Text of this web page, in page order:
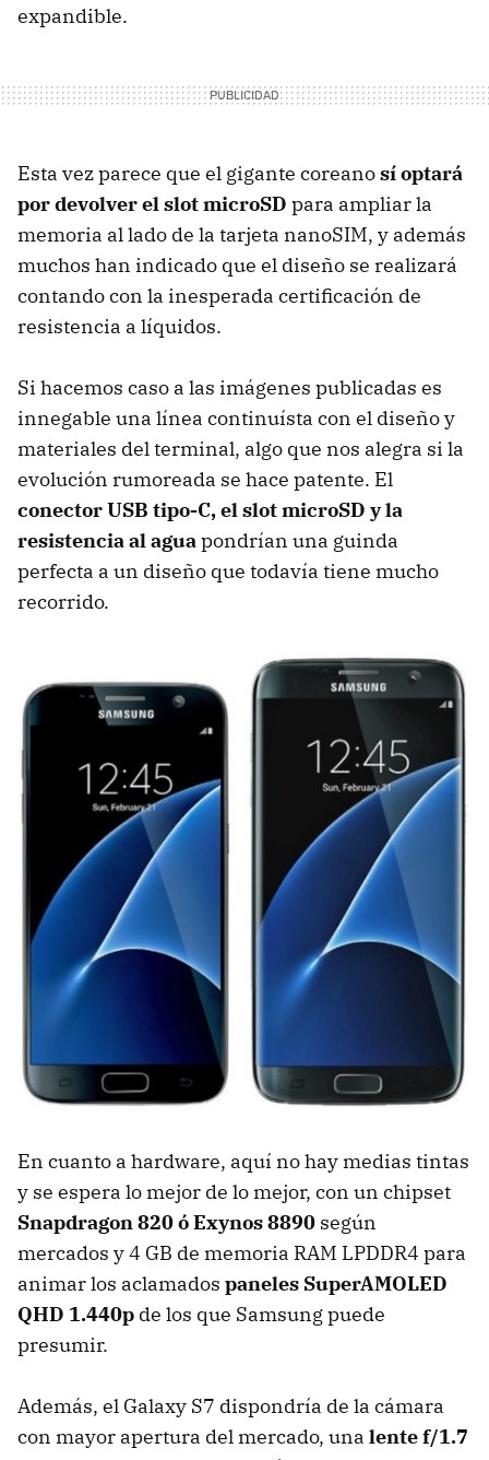
expandible.
Esta vez parece que el gigante coreanosí optará
por devolver el slot microSD para ampliar la
memoria al lado de la tarjeta nanoSIM, y además
muchos han indicado que el diseño se realizará
contando con la inesperada certificación de
resistencia a líquidos.
Si hacemos caso a las imágenes publicadas es
innegable una línea continuísta con el diseño y
materiales del terminal, algo que nos alegra si la
evolución rumoreada se hace patente. El
conector USB tipo-C, el slot microSD y la
resistencia al aguapondrían una guinda
perfecta a un diseño que todavía tiene mucho
recorrido.
En cuanto a hardware, aquí no hay medias tintas
y se espera lo mejor de lo mejor, con un chipset
Snapdragon 820 ó Exynos 8890 según
mercados y 4 GB de memoria RAM LPDDR4 para
animar los aclamados paneles SuperAMOLED
QHD 1.440p de los que Samsung puede
presumir.
Además, el Galaxy S7 dispondría de la cámara
con mayor apertura del mercado, una lente f/1.7